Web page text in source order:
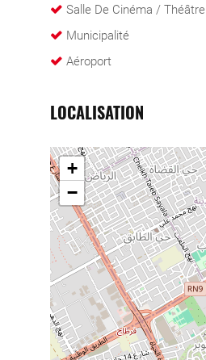
Salle De Cinéma / Théâtre
Municipalité
Aéroport
LOCALISATION
+
−